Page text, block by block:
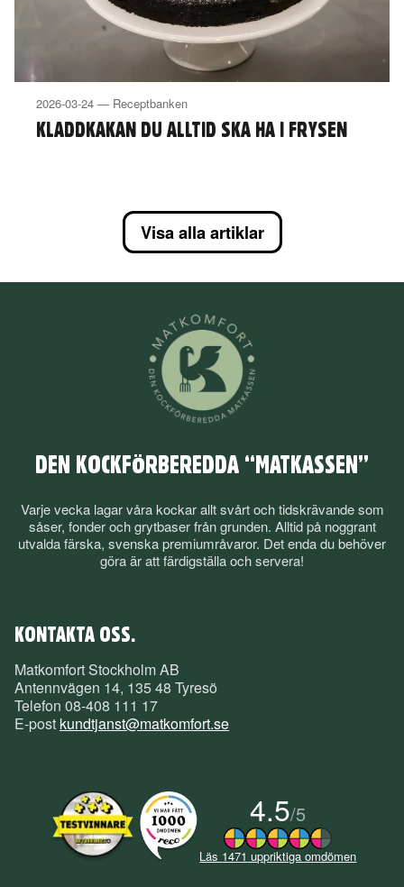
2026-03-24 — Receptbanken
KLADDKAKAN DU ALLTID SKA HA I FRYSEN
Visa alla artiklar
DEN KOCKFÖRBEREDDA “MATKASSEN”
Varje vecka lagar våra kockar allt svårt och tidskrävande som
såser, fonder och grytbaser från grunden. Alltid på noggrant
utvalda färska, svenska premiumråvaror. Det enda du behöver
göra är att färdigställa och servera!
KONTAKTA OSS.
Matkomfort Stockholm AB
Antennvägen 14, 135 48 Tyresö
Telefon 08-408 111 17
E-post kundtjanst@matkomfort.se
4.5/5
Läs 1471 uppriktiga omdömen